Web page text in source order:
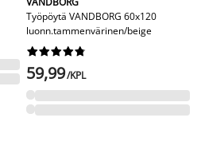
Työpöytä VANDBORG 60x120
luonn.tammenvärinen/beige






59,99/KPL